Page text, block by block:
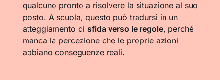
qualcuno pronto a risolvere la situazione al suo
posto. A scuola, questo può tradursi in un
atteggiamento di sfida verso le regole, perché
manca la percezione che le proprie azioni
abbiano conseguenze reali.